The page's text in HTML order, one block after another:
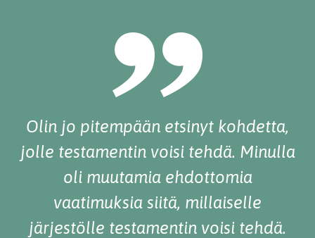
Olin jo pitempään etsinyt kohdetta,
jolle testamentin voisi tehdä. Minulla
oli muutamia ehdottomia
vaatimuksia siitä, millaiselle
järjestölle testamentin voisi tehdä.